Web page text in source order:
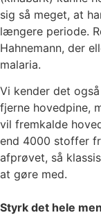
sig så meget, at
længere periode.
Hahnemann, der
malaria.
Vi kender det
fjerne hovedpine,
vil fremkalde
end 4000 stoffer
afprøvet, så
at gøre med.
Styrk det hele